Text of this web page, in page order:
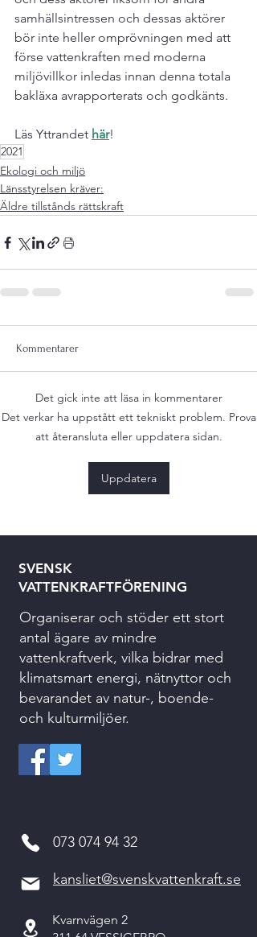
samhällsintressen och dessas aktörer
bör inte heller omprövningen med att
förse vattenkraften med moderna
miljövillkor inledas innan denna totala
bakläxa avrapporterats och godkänts.
Läs Yttrandet här!
2021
Ekologi och miljö
Länsstyrelsen kräver:
Äldre tillstånds rättskraft
Kommentarer
Det gick inte att läsa in kommentarer
Det verkar ha uppstått ett tekniskt problem. Prova
att återansluta eller uppdatera sidan.
Uppdatera
SVENSK
VATTENKRAFTFÖRENING
Organiserar och stöder ett stort
antal ägare av mindre
vattenkraftverk, vilka bidrar med
klimatsmart energi, nätnyttor och
bevarandet av natur-, boende-
och kulturmiljöer.
073 074 94 32
kansliet@svenskvattenkraft.se
Kvarnvägen 2